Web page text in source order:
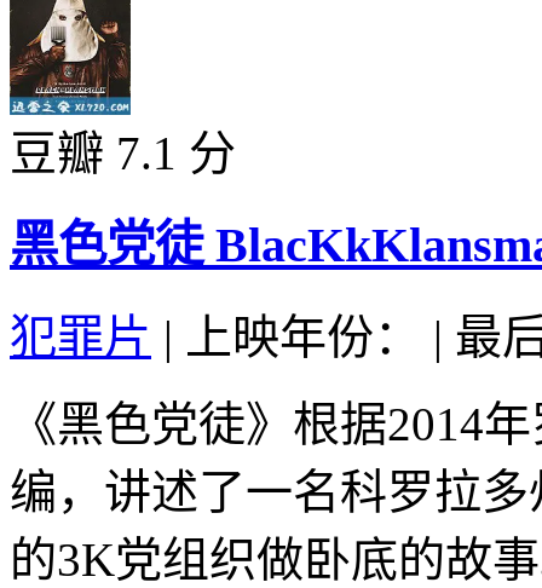
豆瓣 7.1 分
黑色党徒
犯罪片 | 上映年份： | 最
《黑色党徒》根据2014
编，讲述了一名科罗拉
的3K党组织做卧底的故